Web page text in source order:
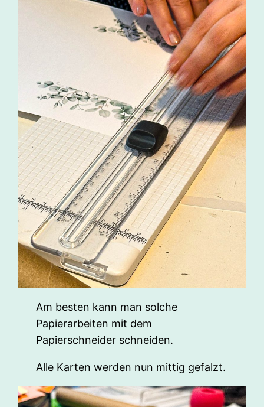
Am besten kann man solche
Papierarbeiten mit dem
Papierschneider schneiden.
Alle Karten werden nun mittig gefalzt.